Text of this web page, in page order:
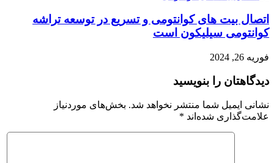
اتصال بیت های کوانتومی و تسریع در توسعه تراشه
کوانتومی سیلیکون است
فوریه 26, 2024
دیدگاهتان را بنویسید
نشانی ایمیل شما منتشر نخواهد شد. بخش‌های موردنیاز
علامت‌گذاری شده‌اند *